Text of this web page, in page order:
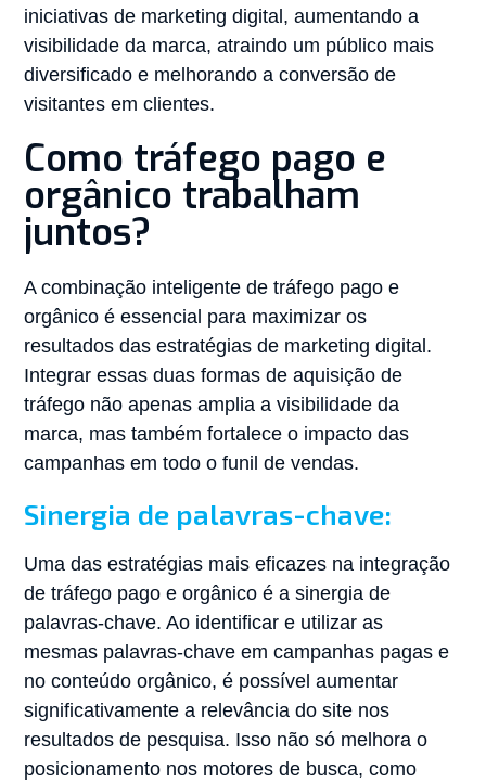
iniciativas de marketing digital, aumentando a
visibilidade da marca, atraindo um público mais
diversificado e melhorando a conversão de
visitantes em clientes.
Como tráfego pago e
orgânico trabalham
juntos?
A combinação inteligente de tráfego pago e
orgânico é essencial para maximizar os
resultados das estratégias de marketing digital.
Integrar essas duas formas de aquisição de
tráfego não apenas amplia a visibilidade da
marca, mas também fortalece o impacto das
campanhas em todo o funil de vendas.
Sinergia de palavras-chave:
Uma das estratégias mais eficazes na integração
de tráfego pago e orgânico é a sinergia de
palavras-chave. Ao identificar e utilizar as
mesmas palavras-chave em campanhas pagas e
no conteúdo orgânico, é possível aumentar
significativamente a relevância do site nos
resultados de pesquisa. Isso não só melhora o
posicionamento nos motores de busca, como